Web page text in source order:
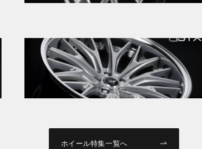
ポーティネス『GNOSIS RXS』誕生。
伝統は、深化する。ZEASTに宿命の 『BACK
LABEL ZEAST BSTX』 降臨。
ホイール特集一覧へ